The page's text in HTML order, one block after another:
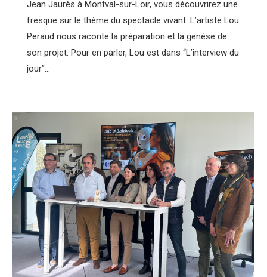
Jean Jaurès à Montval-sur-Loir, vous découvrirez une
fresque sur le thème du spectacle vivant. L’artiste Lou
Peraud nous raconte la préparation et la genèse de
son projet. Pour en parler, Lou est dans “L’interview du
jour”…